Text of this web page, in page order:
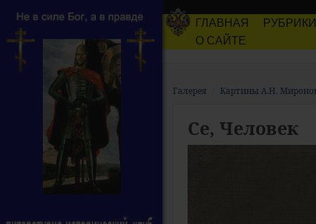
ГЛАВНАЯ
РУБРИКИ
О САЙТЕ
Галерея Картины А.Н.
Се, Человек